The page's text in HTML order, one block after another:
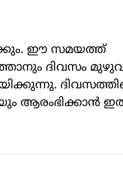
ഈ സമയത്ത്
ദിവസം
ആരംഭിക്കാൻ